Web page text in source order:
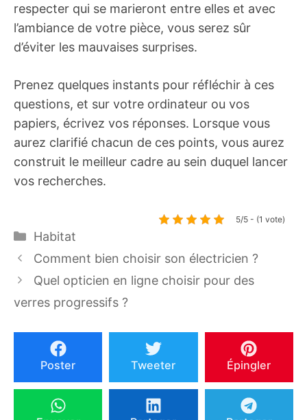
respecter qui se marieront entre elles et avec
l’ambiance de votre pièce, vous serez sûr
d’éviter les mauvaises surprises.
Prenez quelques instants pour réfléchir à ces
questions, et sur votre ordinateur ou vos
papiers, écrivez vos réponses. Lorsque vous
aurez clarifié chacun de ces points, vous aurez
construit le meilleur cadre au sein duquel lancer
vos recherches.
5/5 - (1 vote)
Catégories
Habitat
Comment bien choisir son électricien ?
Quel opticien en ligne choisir pour des
verres progressifs ?
Poster Tweeter Épingler